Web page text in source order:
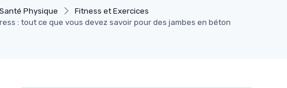
Santé Physique
Fitness et Exercices
: tout ce que vous devez savoir pour des jambes en béton